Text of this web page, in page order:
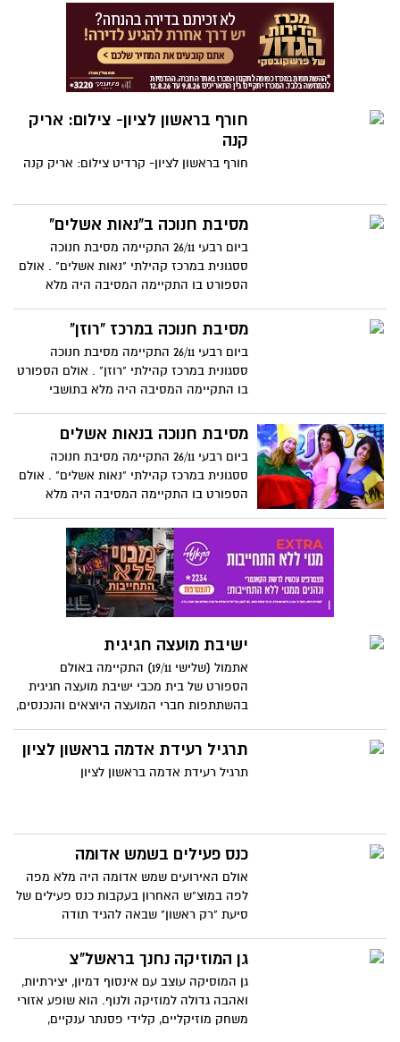
הורות שוויונית.
חורף בראשון לציון- צילום: אריק
קנה
חורף בראשון לציון- קרדיט צילום: אריק קנה
מסיבת חנוכה ב"נאות אשלים"
ביום רבעי 26/11 התקיימה מסיבת חנוכה
ססגונית במרכז קהילתי "נאות אשלים" . אולם
הספורט בו התקיימה המסיבה היה מלא
את בניהם שהופיעו על במת האולם.
מסיבת חנוכה במרכז "רוזן"
ביום רבעי 26/11 התקיימה מסיבת חנוכה
ססגונית במרכז קהילתי "רוזן" . אולם הספורט
בו התקיימה המסיבה היה מלא בתושבי
שהופיעו על במת האולם.
מסיבת חנוכה בנאות אשלים
ביום רבעי 26/11 התקיימה מסיבת חנוכה
ססגונית במרכז קהילתי "נאות אשלים" . אולם
הספורט בו התקיימה המסיבה היה מלא
את בניהם שהופיעו על במת האולם.
ישיבת מועצה חגיגית
אתמול (שלישי 19/11) התקיימה באולם
הספורט של בית מכבי ישיבת מועצה חגיגית
בהשתתפות חברי המועצה היוצאים והנכנסים,
מר דב צור העניק תעודות הוקרה לחברי
המועצה העוזבים וברך את החברים הנכנסים.
כמו כן התנהלה ישיבה קצרה בה בוצעה
תרגיל רעידת אדמה בראשון לציון
תרגיל רעידת אדמה בראשון לציון
כנס פעילים בשמש אדומה
אולם האירועים שמש אדומה היה מלא מפה
לפה במוצ"ש האחרון בעקבות כנס פעילים של
סיעת "רק ראשון" שבאה להגיד תודה
גן המוזיקה נחנך בראשל"צ
גן המוסיקה עוצב עם אינסוף דמיון, יצירתיות,
ואהבה גדולה למוזיקה ולנוף. הוא שופע אזורי
משחק מוזיקליים, קלידי פסנתר ענקיים,